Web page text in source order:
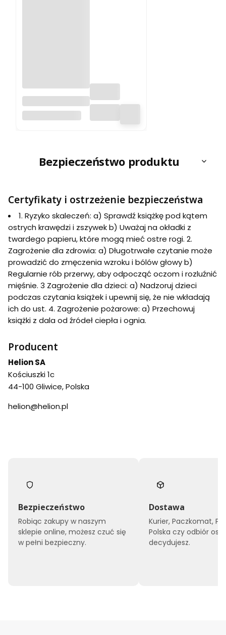
Istria 1:160 000.
Wodoodporna
Bezpieczeństwo produktu
Certyfikaty i ostrzeżenie bezpieczeństwa
1. Ryzyko skaleczeń: a) Sprawdź książkę pod kątem
ostrych krawędzi i zszywek b) Uważaj na okładki z
twardego papieru, które mogą mieć ostre rogi. 2.
Zagrożenie dla zdrowia: a) Długotrwałe czytanie może
prowadzić do zmęczenia wzroku i bólów głowy b)
Regularnie rób przerwy, aby odpocząć oczom i rozluźnić
mięśnie. 3 Zagrożenie dla dzieci: a) Nadzoruj dzieci
podczas czytania książek i upewnij się, że nie wkładają
ich do ust. 4. Zagrożenie pożarowe: a) Przechowuj
książki z dala od źródeł ciepła i ognia.
Producent
Helion SA
Kościuszki 1c
44-100 Gliwice, Polska
helion@helion.pl
Bezpieczeństwo
Robiąc zakupy w naszym
sklepie online, możesz czuć się
w pełni bezpieczny.
Dostawa
Kurier, Paczkomat,
Polska czy odbiór
decydujesz.